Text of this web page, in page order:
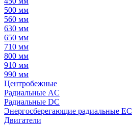
500 мм
560 мм
630 мм
650 мм
710 мм
800 мм
910 мм
990 мм
Центробежные
Радиальные AC
Радиальные DC
Энергосберегающие радиальные EC
Двигатели